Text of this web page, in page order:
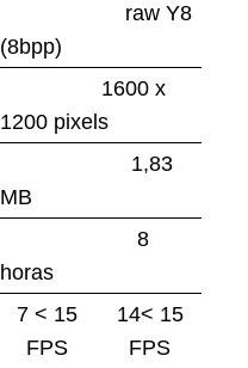
raw Y8
(8bpp)
1600 x
1200 pixels
1,83
MB
8
horas
7 < 15
FPS
14< 15
FPS